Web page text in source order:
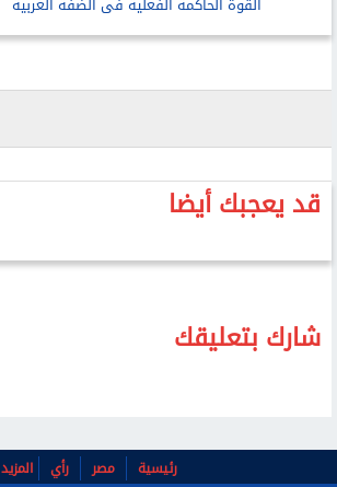
قد يعجبك أيضا
شارك بتعليقك
رئيسية مصر رأي المزيد